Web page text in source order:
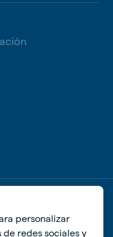
personalizar
redes sociales y